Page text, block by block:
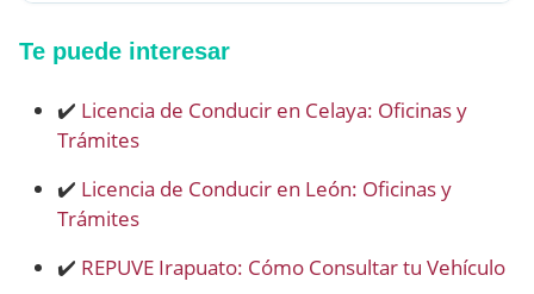
Te puede interesar
✔️ Licencia de Conducir en Celaya: Oficinas y
Trámites
✔️ Licencia de Conducir en León: Oficinas y
Trámites
✔️ REPUVE Irapuato: Cómo Consultar tu Vehículo